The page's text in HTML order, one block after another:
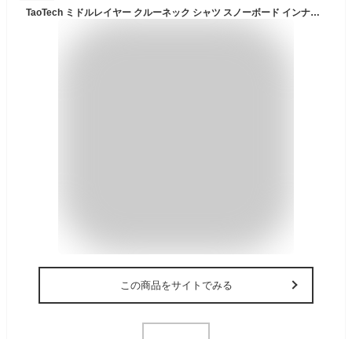
TaoTech ミドルレイヤー クルーネック シャツ スノーボード インナー ミッドレイヤー スキー 撥水 保温 裏起毛 スポーツ 送料無料
この商品をサイトでみる